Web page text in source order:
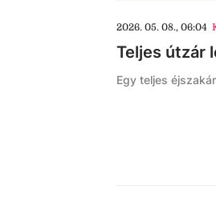
2026. 05. 08., 06:04
Teljes útzár
Egy teljes